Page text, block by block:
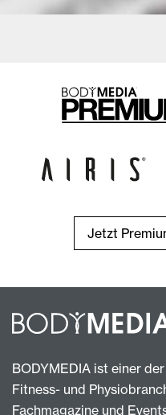
Jetzt
BODYMEDIA ist einer
Fitness- und
Fachmagazine und